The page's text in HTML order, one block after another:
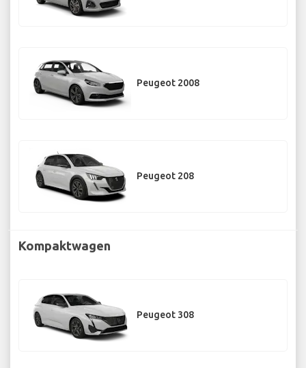
Peugeot 2008
Peugeot 208
Kompaktwagen
Peugeot 308